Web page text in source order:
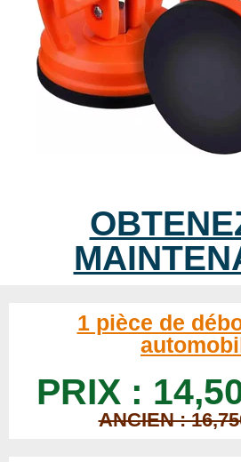
1 pièce de
PRIX :
ANCIEN :